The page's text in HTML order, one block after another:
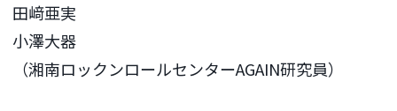
田﨑亜実
小澤大器
（湘南ロックンロールセンターAGAIN研究員）